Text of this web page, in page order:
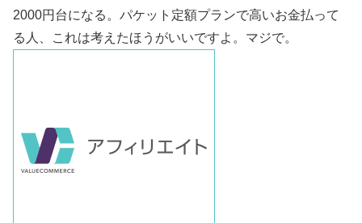
2000円台になる。パケット定額プランで高いお金払って
る人、これは考えたほうがいいですよ。マジで。